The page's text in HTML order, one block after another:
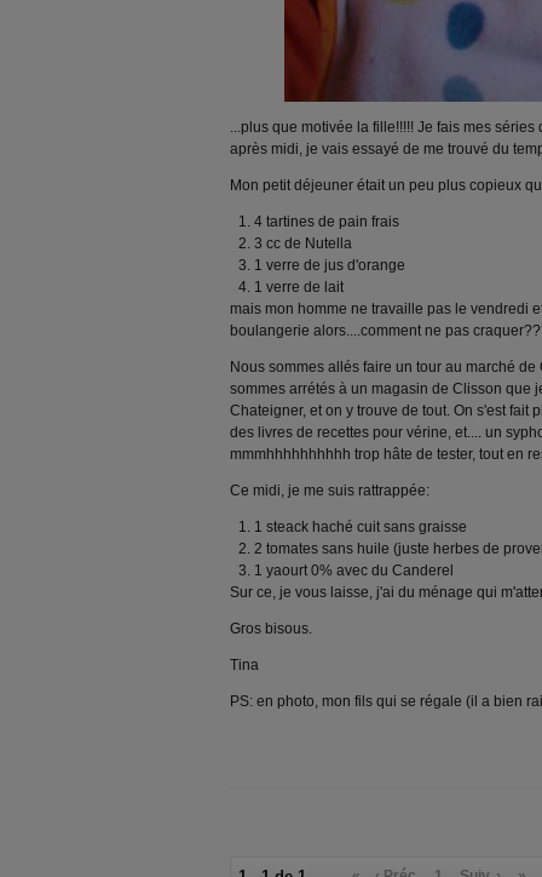
...plus que motivée la fille!!!!! Je fais mes
après midi, je vais essayé de me trouvé du
Mon petit déjeuner était un peu plus copieux
4 tartines de pain frais
3 cc de Nutella
1 verre de jus d'orange
1 verre de lait
mais mon homme ne travaille pas le vendredi
boulangerie alors....comment ne pas
Nous sommes allés faire un tour au marché
sommes arrétés à un magasin de Clisson que
Chateigner, et on y trouve de tout. On s'est fait
des livres de recettes pour vérine, et.... un
mmmhhhhhhhhhh trop hâte de tester, tout en
Ce midi, je me suis rattrappée:
1 steack haché cuit sans graisse
2 tomates sans huile (juste herbes de
1 yaourt 0% avec du Canderel
Sur ce, je vous laisse, j'ai du ménage qui
Gros bisous.
Tina
PS: en photo, mon fils qui se régale (il a bien